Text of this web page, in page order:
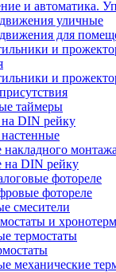
и автоматика.
уличные
для
и
и
таймеры
DIN рейку
накладного монтажа
на DIN рейку
фотореле
фотореле
смесители
и
термостаты
механические